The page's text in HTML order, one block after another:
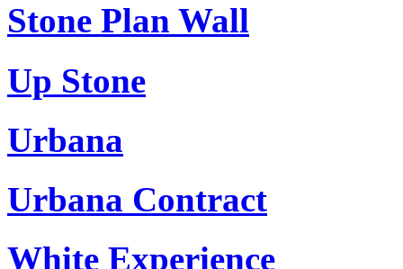
Stone Plan Wall
Up Stone
Urbana
Urbana Contract
White Experience